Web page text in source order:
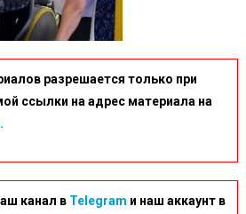
разрешается только при
ссылки на адрес материала на
канал в Telegram и наш аккаунт в